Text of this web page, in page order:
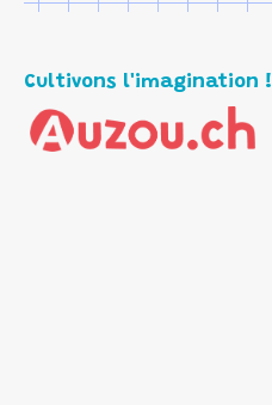
Cultivons l'imagination !